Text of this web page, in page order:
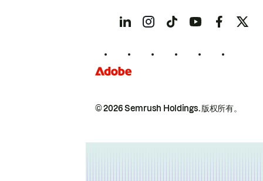
© 2026 Semrush Holdings.版权所有。